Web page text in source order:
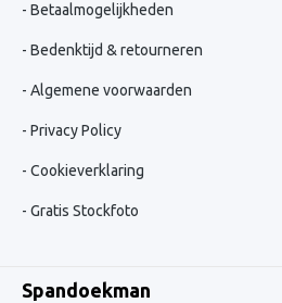
Betaalmogelijkheden
Bedenktijd & retourneren
Algemene voorwaarden
Privacy Policy
Cookieverklaring
Gratis Stockfoto
Spandoekman